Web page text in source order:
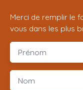
Merci de remplir le
vous dans les plus
Prénom
Nom